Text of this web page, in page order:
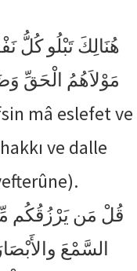
هُنَالِكَ تَبْلُو كُلُّ
مَوْلاَهُمُ الْحَقِّ
mâ eslefet ve
ve dalle
قُلْ مَن يَرْزُقُكُم
السَّمْعَ